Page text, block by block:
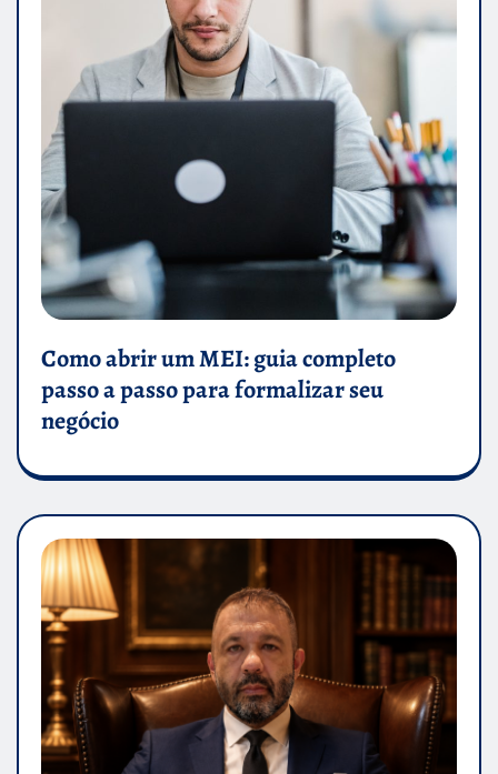
Como abrir um MEI: guia completo
passo a passo para formalizar seu
negócio